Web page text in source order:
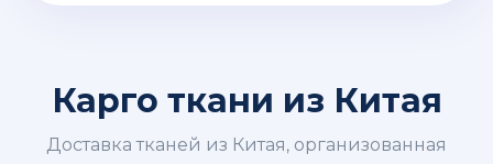
Карго ткани из Китая
Доставка тканей из Китая, организованная